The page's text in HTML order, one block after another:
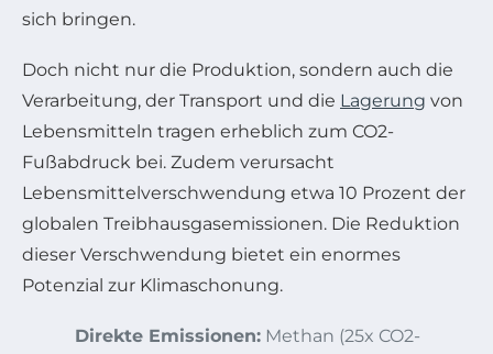
sich bringen.
Doch nicht nur die Produktion, sondern auch die
Verarbeitung, der Transport und die Lagerung von
Lebensmitteln tragen erheblich zum CO2-
Fußabdruck bei. Zudem verursacht
Lebensmittelverschwendung etwa 10 Prozent der
globalen Treibhausgasemissionen. Die Reduktion
dieser Verschwendung bietet ein enormes
Potenzial zur Klimaschonung.
Direkte Emissionen: Methan (25x CO2-